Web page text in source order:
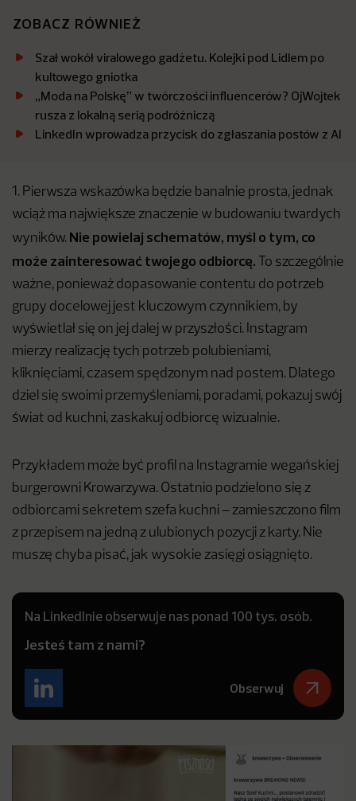
ZOBACZ RÓWNIEŻ
Szał wokół viralowego gadżetu. Kolejki pod Lidlem po
kultowego gniotka
„Moda na Polskę” w twórczości influencerów? OjWojtek
rusza z lokalną serią podróżniczą
LinkedIn wprowadza przycisk do zgłaszania postów z AI
1. Pierwsza wskazówka będzie banalnie prosta, jednak
wciąż ma największe znaczenie w budowaniu twardych
wyników. Nie powielaj schematów, myśl o tym, co
może zainteresować twojego odbiorcę. To szczególnie
ważne, ponieważ dopasowanie contentu do potrzeb
grupy docelowej jest kluczowym czynnikiem, by
wyświetlał się on jej dalej w przyszłości. Instagram
mierzy realizację tych potrzeb polubieniami,
kliknięciami, czasem spędzonym nad postem. Dlatego
dziel się swoimi przemyśleniami, poradami, pokazuj swój
świat od kuchni, zaskakuj odbiorcę wizualnie.
Przykładem może być profil na Instagramie wegańskiej
burgerowni Krowarzywa. Ostatnio podzielono się z
odbiorcami sekretem szefa kuchni – zamieszczono film
z przepisem na jedną z ulubionych pozycji z karty. Nie
muszę chyba pisać, jak wysokie zasięgi osiągnięto.
Na LinkedInie obserwuje nas ponad 100 tys. osób.
Jesteś tam z nami?
Obserwuj